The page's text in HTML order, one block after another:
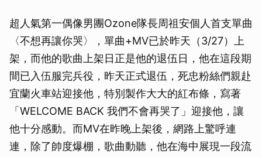
超人氣第一偶像男團Ozone隊長周祖安個人首支單曲
〈不想再讓你哭〉，單曲+MV已於昨天（3/27）上
架，而他的歌曲上架日正是他的退伍日，他在這段期
間已入伍服完兵役，昨天正式退伍，死忠粉絲們親赴
宜蘭火車站迎接他，特別製作大大的紅布條，寫著
「WELCOME BACK 我們不會再哭了」迎接他，讓
他十分感動。而MV在昨晚上架後，網路上驚呼連
連，除了帥度爆棚，歌曲動聽，他在海中展現一段流